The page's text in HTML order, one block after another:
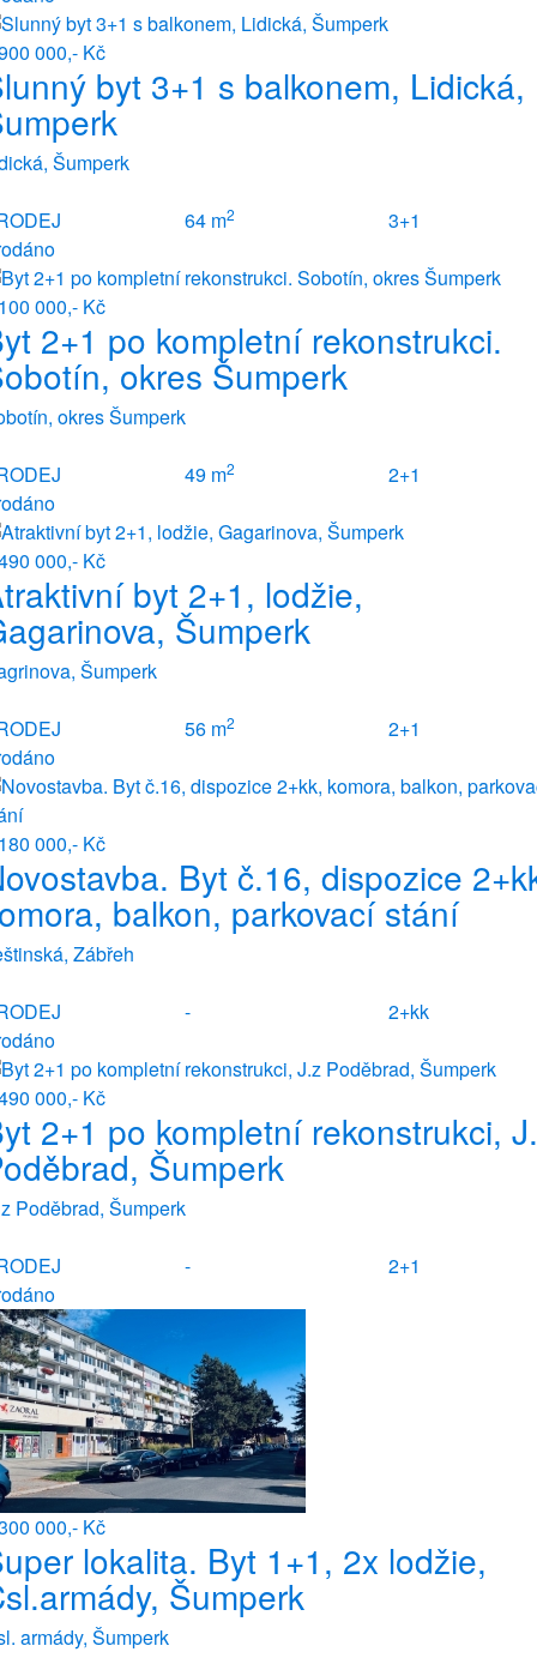
000,- Kč
byt 3+1 s balkonem, Lidická,
Šumperk
64 m2
3+1
000,- Kč
2+1 po kompletní rekonstrukci.
okres Šumperk
okres Šumperk
49 m2
2+1
000,- Kč
byt 2+1, lodžie,
Šumperk
Šumperk
56 m2
2+1
000,- Kč
Byt č.16, dispozice
balkon, parkovací stání
Zábřeh
-
2+kk
000,- Kč
2+1 po kompletní rekonstrukci,
Šumperk
Poděbrad, Šumperk
-
2+1
000,- Kč
lokalita. Byt 1+1, 2x lodžie,
Šumperk
armády, Šumperk